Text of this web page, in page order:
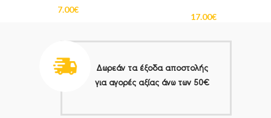
7.00€
17.00€
Δωρεάν τα έξοδα αποστολής
για αγορές αξίας άνω των 50€